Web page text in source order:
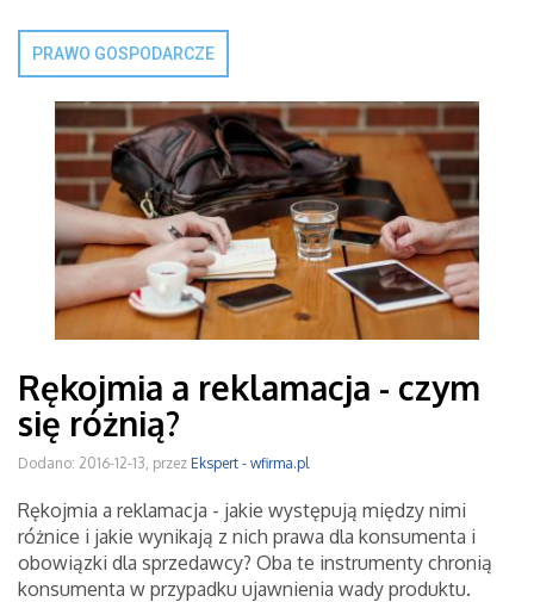
PRAWO GOSPODARCZE
Rękojmia a reklamacja - czym
się różnią?
Dodano: 2016-12-13, przez Ekspert - wfirma.pl
Rękojmia a reklamacja - jakie występują między nimi
różnice i jakie wynikają z nich prawa dla konsumenta i
obowiązki dla sprzedawcy? Oba te instrumenty chronią
konsumenta w przypadku ujawnienia wady produktu.